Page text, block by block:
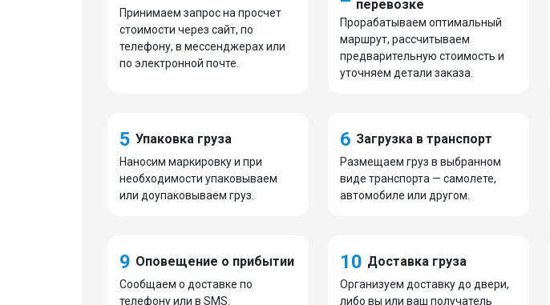
Принимаем запрос на просчет
стоимости через сайт, по
телефону, в мессенджерах или
по электронной почте.
перевозке
Прорабатываем оптимальный
маршрут, рассчитываем
предварительную стоимость и
уточняем детали заказа.
5 Упаковка груза
Наносим маркировку и при
необходимости упаковываем
или доупаковываем груз.
6 Загрузка в транспорт
Размещаем груз в выбранном
виде транспорта — самолете,
автомобиле или другом.
9 Оповещение о прибытии
Сообщаем о доставке по
телефону или в SMS.
10 Доставка груза
Организуем доставку до двери,
либо вы или ваш получатель